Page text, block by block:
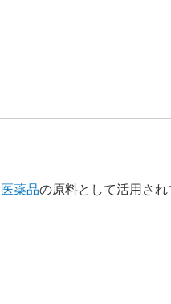
医薬品の原料として活用さ